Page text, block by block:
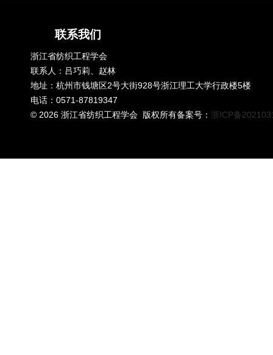
联系我们
浙江省纺织工程学会
联系人：吕巧莉、赵林
地址：杭州市钱塘区2号大街928号浙江理工大学行政楼5楼
电话：0571-87819347
© 2026 浙江省纺织工程学会 版权所有备案号： 浙ICP备